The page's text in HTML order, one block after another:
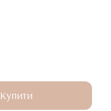
Купити